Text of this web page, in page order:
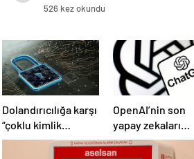
526 kez okundu
Dolandırıcılığa karşı
“çoklu kimlik
doğrulaması”
tavsiye ediliyor
OpenAI’nin son
yapay zekaları
halüsinasyonlar
görmeye başladı